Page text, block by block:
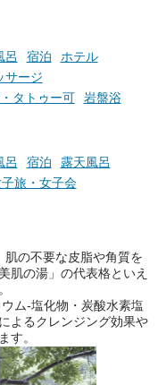
呂 宿泊
ホテル
サージ
タトゥー可 岩盤浴
呂 宿泊
露天風呂
旅・女子会
の不要な皮脂や角質を
肌の湯」の代表格といえ
ム-塩化物・炭酸水素塩
よるクレンジング効果や
す。